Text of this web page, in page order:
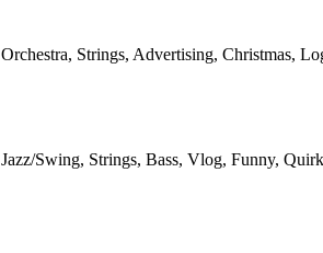
Orchestra, Strings, Advertising, Christmas,
Jazz/Swing, Strings, Bass, Vlog, Funny,